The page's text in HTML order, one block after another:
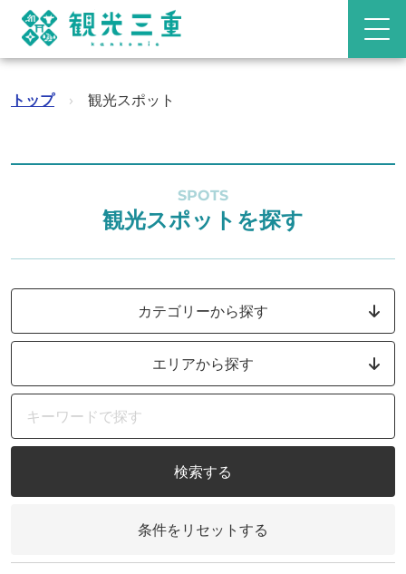
トップ › 観光スポット
SPOTS
観光スポットを探す
カテゴリーから探す
エリアから探す
検索する
条件をリセットする